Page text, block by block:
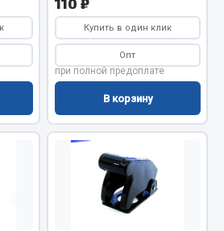
Купить в один клик
Опт
при полной предоплате
В корзину